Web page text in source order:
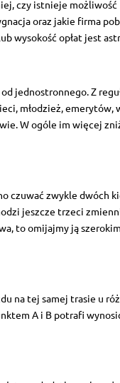
czy istnieje możliwość
oraz jakie firma
wysokość opłat jest
jednostronnego. Z
młodzież, emerytów,
W ogóle im więcej
czuwać zwykle dwóch
jeszcze trzeci
to omijajmy ją
na tej samej trasie u
A i B potrafi